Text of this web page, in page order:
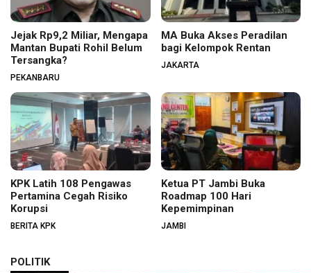
Jejak Rp9,2 Miliar, Mengapa
Mantan Bupati Rohil Belum
Tersangka?
PEKANBARU
MA Buka Akses Peradilan
bagi Kelompok Rentan
JAKARTA
KPK Latih 108 Pengawas
Pertamina Cegah Risiko
Korupsi
BERITA KPK
Ketua PT Jambi Buka
Roadmap 100 Hari
Kepemimpinan
JAMBI
POLITIK